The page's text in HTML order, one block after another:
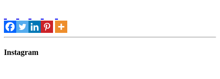
Instagram